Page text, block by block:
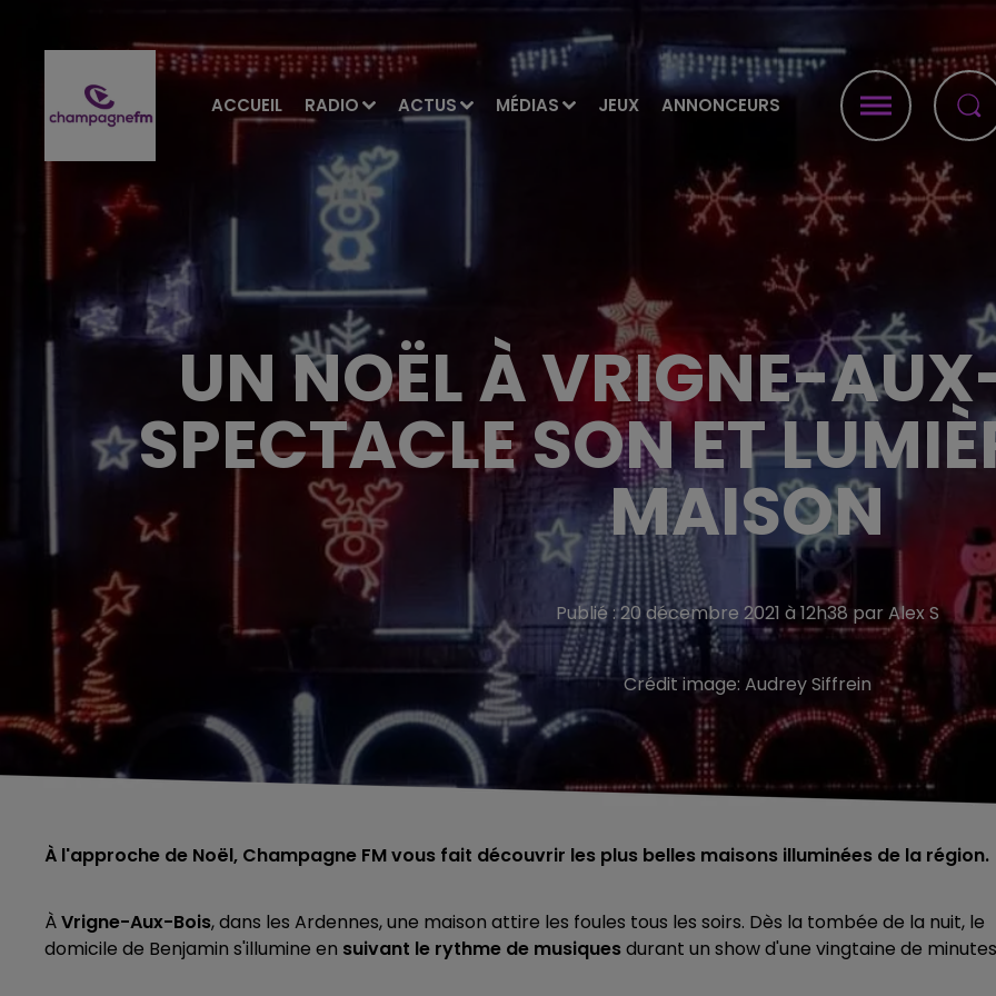
ACCUEIL RADIO ACTUS MÉDIAS JEUX ANNONCEURS
UN NOËL À VRIGNE-
SPECTACLE SON ET
MAISON
Publié : 20 décembre 2021 à 12h38 par Alex S
Crédit image: Audrey Siffrein
À l'approche de Noël, Champagne FM vous fait découvrir les plus belles maisons illuminées de la région.
ÀVrigne-Aux-Bois, dans les Ardennes, une maison attire les foules tous les soirs. Dès la tombée de la nuit, le
domicile de Benjamin s'illumine en suivant le rythme de musiquesdurant un show d'une vingtaine de